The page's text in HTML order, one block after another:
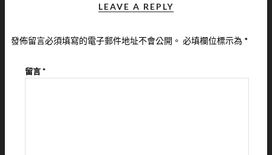
LEAVE A REPLY
發佈留言必須填寫的電子郵件地址不會公開。 必填欄位標示為 *
留言*